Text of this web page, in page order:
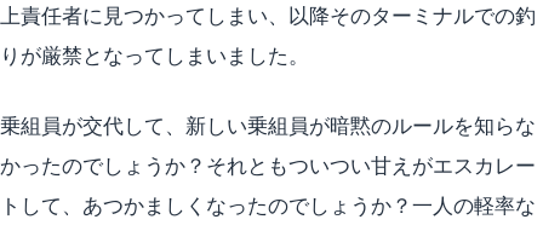
上責任者に見つかってしまい、以降そのターミナルでの釣
りが厳禁となってしまいました。
乗組員が交代して、新しい乗組員が暗黙のルールを知らな
かったのでしょうか？それともついつい甘えがエスカレー
トして、あつかましくなったのでしょうか？一人の軽率な